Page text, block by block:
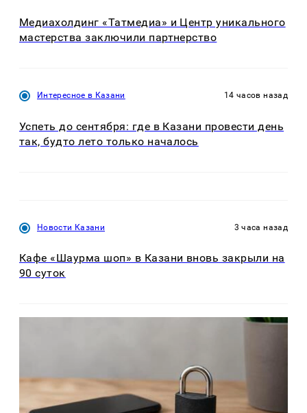
Медиахолдинг «Татмедиа» и Центр уникального
мастерства заключили партнерство
Интересное в Казани 14 часов назад
Успеть до сентября: где в Казани провести день
так, будто лето только началось
Новости Казани 3 часа назад
Кафе «Шаурма шоп» в Казани вновь закрыли на
90 суток